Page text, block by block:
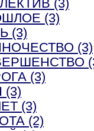
(3)
(3)
(3)
(3)
(3)
(3)
(2)